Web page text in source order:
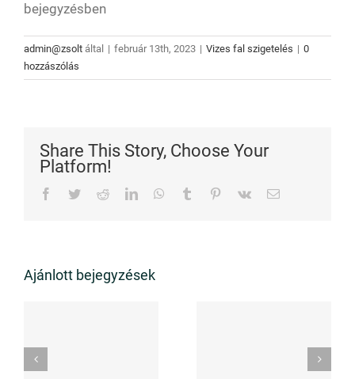
bejegyzésben
admin@zsolt által | február 13th, 2023 | Vizes fal szigetelés | 0
hozzászólás
Share This Story, Choose Your
Platform!
Facebook
TwitterRedditLinkedInWhatsApp
Tumblr Pinterest
Vk Email:
Ajánlott bejegyzések
melyik a